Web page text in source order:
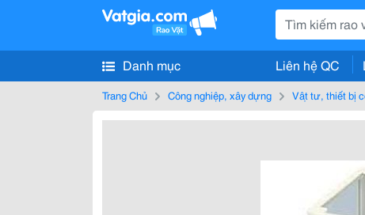
Danh mục Liên hệ QC
Trang Chủ Công nghiệp, xây dựng Vật tư, thiết bị